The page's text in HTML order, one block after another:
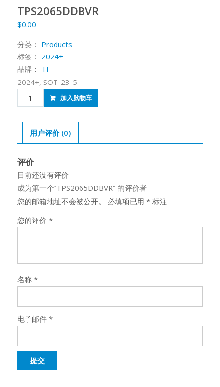
TPS2065DDBVR
$0.00
分类： Products
标签： 2024+
品牌： TI
2024+, SOT-23-5
TPS2065DDBVR
数
加入购物车
用户评价 (0)
评价
目前还没有评价
成为第一个“TPS2065DDBVR” 的评价者
您的邮箱地址不会被公开。
必填项已用 * 标注
您的评价 *
名称 *
电子邮件 *